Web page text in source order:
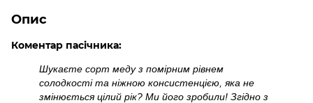
Опис
Коментар пасічника:
Шукаєте сорт меду з помірним рівнем
солодкості та ніжною консистенцією, яка не
змінюється цілий рік? Ми його зробили! Згідно з